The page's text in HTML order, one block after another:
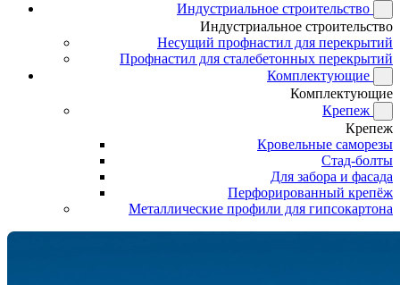
Индустриальное строительство
Индустриальное строительство
Несущий профнастил для перекрытий
Профнастил для сталебетонных перекрытий
Комплектующие
Комплектующие
Крепеж
Крепеж
Кровельные саморезы
Стад-болты
Для забора и фасада
Перфорированный крепёж
Металлические профили для гипсокартона